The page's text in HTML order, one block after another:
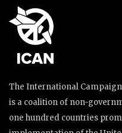
The International Campaign
is a coalition of non-
one hundred countries